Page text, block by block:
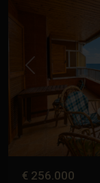
Anterior
€ 256.000